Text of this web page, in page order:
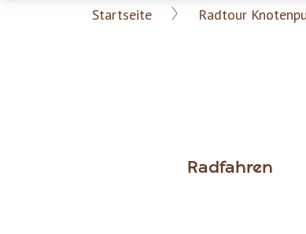
Startseite Radtour
Radfahren